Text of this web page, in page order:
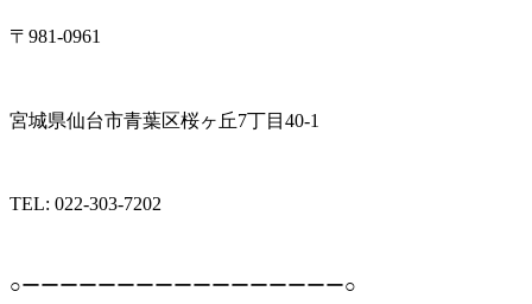
〒981-0961
宮城県仙台市青葉区桜ヶ丘7丁目40-1
TEL: 022-303-7202
○ーーーーーーーーーーーーーーーーー○